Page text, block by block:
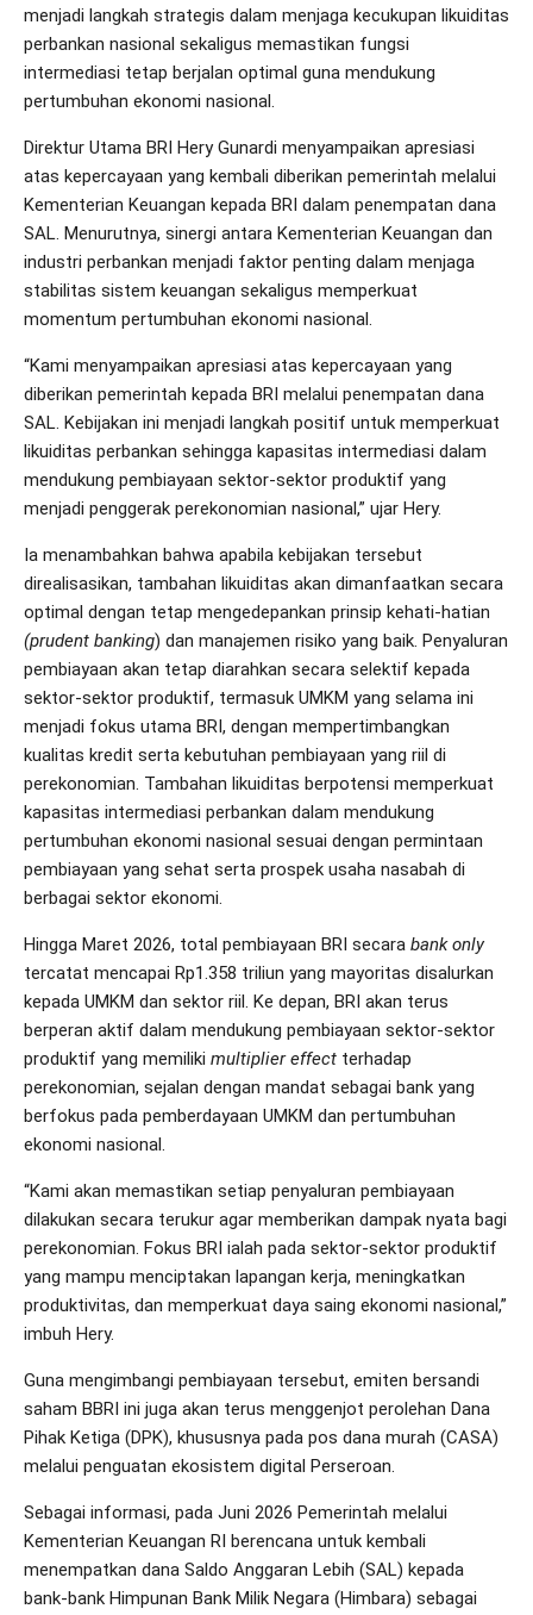
menjadi langkah strategis dalam menjaga kecukupan likuiditas
perbankan nasional sekaligus memastikan fungsi
intermediasi tetap berjalan optimal guna mendukung
pertumbuhan ekonomi nasional.
Direktur Utama BRI Hery Gunardi menyampaikan apresiasi
atas kepercayaan yang kembali diberikan pemerintah melalui
Kementerian Keuangan kepada BRI dalam penempatan dana
SAL. Menurutnya, sinergi antara Kementerian Keuangan dan
industri perbankan menjadi faktor penting dalam menjaga
stabilitas sistem keuangan sekaligus memperkuat
momentum pertumbuhan ekonomi nasional.
“Kami menyampaikan apresiasi atas kepercayaan yang
diberikan pemerintah kepada BRI melalui penempatan dana
SAL. Kebijakan ini menjadi langkah positif untuk memperkuat
likuiditas perbankan sehingga kapasitas intermediasi dalam
mendukung pembiayaan sektor-sektor produktif yang
menjadi penggerak perekonomian nasional,” ujar Hery.
Ia menambahkan bahwa apabila kebijakan tersebut
direalisasikan, tambahan likuiditas akan dimanfaatkan secara
optimal dengan tetap mengedepankan prinsip kehati-hatian
(prudent banking) dan manajemen risiko yang baik. Penyaluran
pembiayaan akan tetap diarahkan secara selektif kepada
sektor-sektor produktif, termasuk UMKM yang selama ini
menjadi fokus utama BRI, dengan mempertimbangkan
kualitas kredit serta kebutuhan pembiayaan yang riil di
perekonomian. Tambahan likuiditas berpotensi memperkuat
kapasitas intermediasi perbankan dalam mendukung
pertumbuhan ekonomi nasional sesuai dengan permintaan
pembiayaan yang sehat serta prospek usaha nasabah di
berbagai sektor ekonomi.
Hingga Maret 2026, total pembiayaan BRI secara bank only
tercatat mencapai Rp1.358 triliun yang mayoritas disalurkan
kepada UMKM dan sektor riil. Ke depan, BRI akan terus
berperan aktif dalam mendukung pembiayaan sektor-sektor
produktif yang memiliki multiplier effect terhadap
perekonomian, sejalan dengan mandat sebagai bank yang
berfokus pada pemberdayaan UMKM dan pertumbuhan
ekonomi nasional.
“Kami akan memastikan setiap penyaluran pembiayaan
dilakukan secara terukur agar memberikan dampak nyata bagi
perekonomian. Fokus BRI ialah pada sektor-sektor produktif
yang mampu menciptakan lapangan kerja, meningkatkan
produktivitas, dan memperkuat daya saing ekonomi nasional,”
imbuh Hery.
Guna mengimbangi pembiayaan tersebut, emiten bersandi
saham BBRI ini juga akan terus menggenjot perolehan Dana
Pihak Ketiga (DPK), khususnya pada pos dana murah (CASA)
melalui penguatan ekosistem digital Perseroan.
Sebagai informasi, pada Juni 2026 Pemerintah melalui
Kementerian Keuangan RI berencana untuk kembali
menempatkan dana Saldo Anggaran Lebih (SAL) kepada
bank-bank Himpunan Bank Milik Negara (Himbara) sebagai